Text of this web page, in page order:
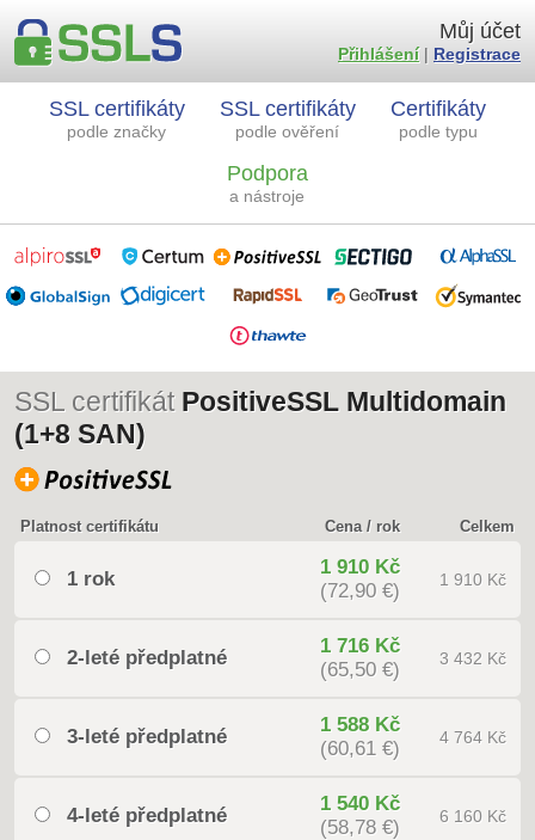
SSL certifikáty
podle značky
SSL certifikáty
podle ověření
Certifikáty
podle typu
Podpora
a nástroje
Můj účet
Přihlášení| Registrace
SSL certifikát PositiveSSL Multidomain
(1+8 SAN)
Platnost certifikátu Cena / rok Celkem
1 rok
1 910 Kč
(72,90 €)
1 910 Kč
2-leté předplatné
1 716 Kč
(65,50 €)
3 432 Kč
3-leté předplatné
1 588 Kč
(60,61 €)
4 764 Kč
4-leté předplatné
1 540 Kč
(58,78 €)
6 160 Kč